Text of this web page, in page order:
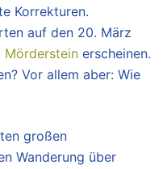
Korrekturen.
auf den 20. März
Mörderstein erscheinen.
Vor allem aber: Wie
großen
Wanderung über